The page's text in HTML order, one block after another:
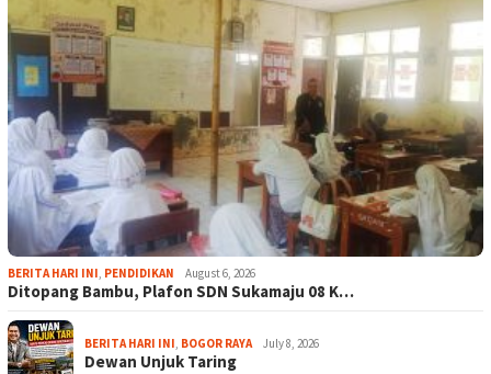
BERITA HARI INI, PENDIDIKAN August 6, 2026
Ditopang Bambu, Plafon SDN Sukamaju 08 K…
BERITA HARI INI, BOGOR RAYA July 8, 2026
Dewan Unjuk Taring